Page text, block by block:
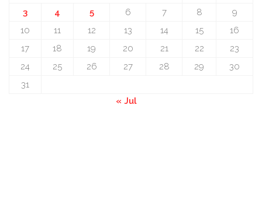
3 4 5 6 7 8
9
10
11 12 13 14 15
16
17
18 19 20 21 22
23
24
25 26 27 28 29
30
31
« Jul